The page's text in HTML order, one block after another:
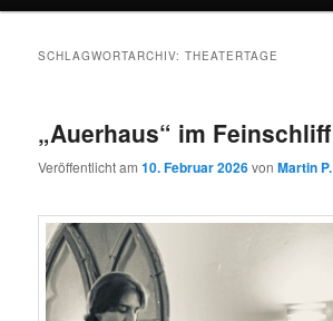
SCHLAGWORTARCHIV:THEATERTAGE
„Auerhaus“ im Feinschliff
Veröffentlicht am10. Februar 2026vonMartin P.